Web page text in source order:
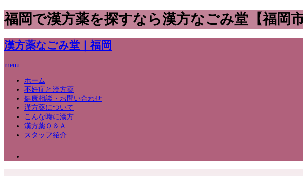
福岡で漢方薬を探すなら漢方なごみ堂【福岡
漢方薬なごみ堂｜福岡
menu
ホーム
不妊症と漢方薬
健康相談・お問い合わせ
漢方薬について
こんな時に漢方
漢方薬Ｑ＆Ａ
スタッフ紹介